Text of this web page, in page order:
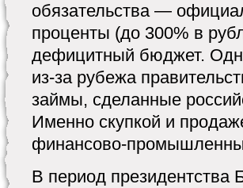
обязательства —
проценты (до 300% в
дефицитный бюджет.
из-за рубежа
займы, сделанные
Именно скупкой и
финансово-
В период